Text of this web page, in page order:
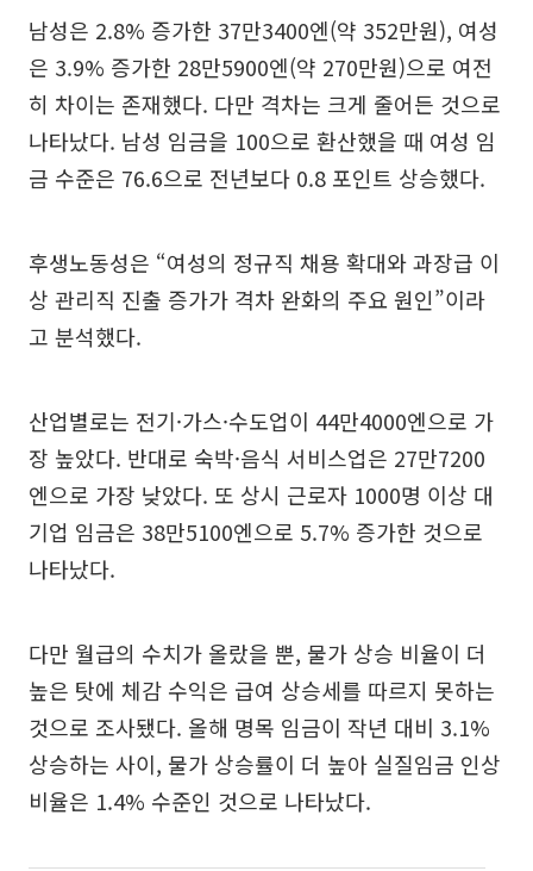
남성은 2.8% 증가한 37만3400엔(약 352만원), 여성
은 3.9% 증가한 28만5900엔(약 270만원)으로 여전
히 차이는 존재했다. 다만 격차는 크게 줄어든 것으로
나타났다. 남성 임금을 100으로 환산했을 때 여성 임
금 수준은 76.6으로 전년보다 0.8 포인트 상승했다.
후생노동성은 “여성의 정규직 채용 확대와 과장급 이
상 관리직 진출 증가가 격차 완화의 주요 원인”이라
고 분석했다.
산업별로는 전기·가스·수도업이 44만4000엔으로 가
장 높았다. 반대로 숙박·음식 서비스업은 27만7200
엔으로 가장 낮았다. 또 상시 근로자 1000명 이상 대
기업 임금은 38만5100엔으로 5.7% 증가한 것으로
나타났다.
다만 월급의 수치가 올랐을 뿐, 물가 상승 비율이 더
높은 탓에 체감 수익은 급여 상승세를 따르지 못하는
것으로 조사됐다. 올해 명목 임금이 작년 대비 3.1%
상승하는 사이, 물가 상승률이 더 높아 실질임금 인상
비율은 1.4% 수준인 것으로 나타났다.